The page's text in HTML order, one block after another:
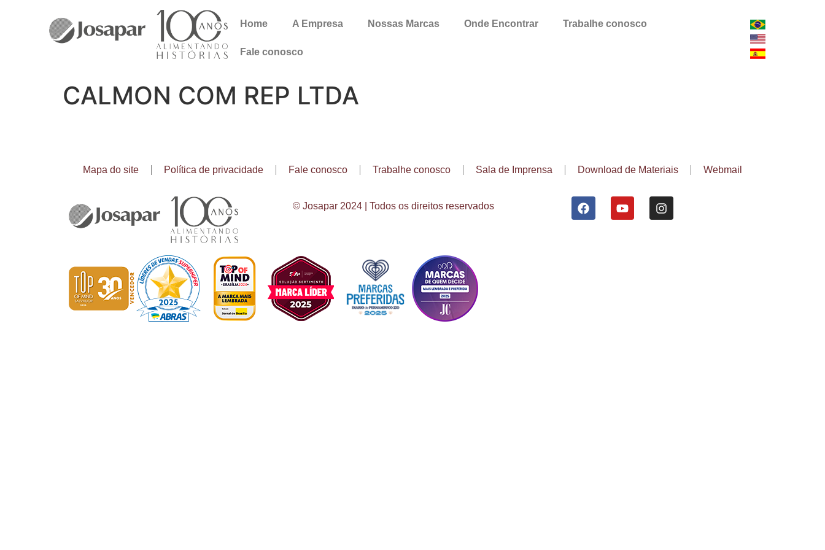
Home A Empresa Nossas Marcas Onde Encontrar Trabalhe conosco
Fale conosco
CALMON COM REP LTDA
Mapa do site Política de privacidade Fale conosco Trabalhe conosco Sala de Imprensa Download de Materiais Webmail
© Josapar 2024 | Todos os direitos reservados